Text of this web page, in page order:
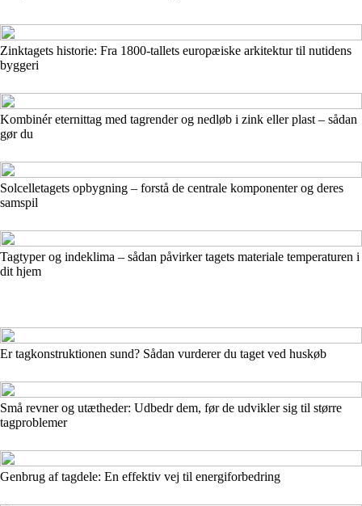
Zinktagets historie: Fra 1800-tallets europæiske arkitektur til nutidens
byggeri
Kombinér eternittag med tagrender og nedløb i zink eller plast – sådan
gør du
Solcelletagets opbygning – forstå de centrale komponenter og deres
samspil
Tagtyper og indeklima – sådan påvirker tagets materiale temperaturen i
dit hjem
Er tagkonstruktionen sund? Sådan vurderer du taget ved huskøb
Små revner og utætheder: Udbedr dem, før de udvikler sig til større
tagproblemer
Genbrug af tagdele: En effektiv vej til energiforbedring